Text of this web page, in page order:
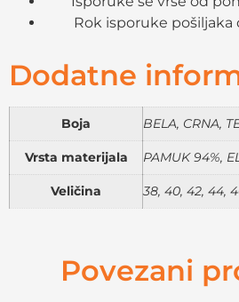
Rok isporuke pošiljaka
Dodatne
Boja BELA, CRNA,
Vrsta materijala PAMUK 94%,
Veličina 38, 40, 42, 44,
Povezani